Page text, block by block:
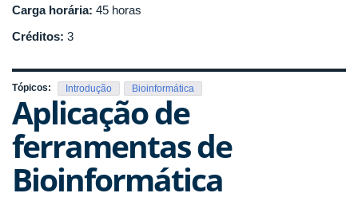
Carga horária: 45 horas
Créditos: 3
Tópicos: Introdução Bioinformática
Aplicação de
ferramentas de
Bioinformática